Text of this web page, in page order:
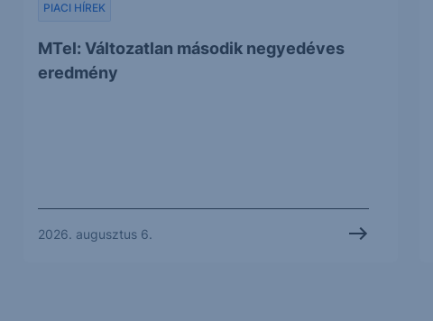
MTel: Változatlan második negyedéves
eredmény
PIACI HÍREK
2026. augusztus 6.